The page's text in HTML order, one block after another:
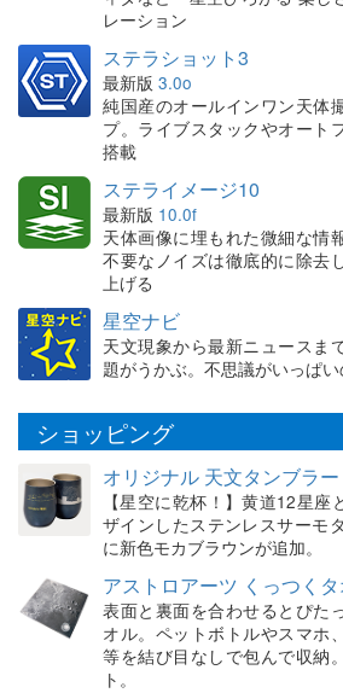
レーション
ステラショット3
最新版 3.0o
純国産のオールインワン天体
プ。ライブスタックやオート
搭載
ステライメージ10
最新版 10.0f
天体画像に埋もれた微細な情
不要なノイズは徹底的に除去
上げる
星空ナビ
天文現象から最新ニュースま
題がうかぶ。不思議がいっぱ
ショッピング
オリジナル 天文タンブラー
【星空に乾杯！】黄道12星
ザインしたステンレスサーモ
に新色モカブラウンが追加。
アストロアーツ くっつく
表面と裏面を合わせるとぴた
オル。ペットボトルやスマホ
等を結び目なしで包んで収納
ト。